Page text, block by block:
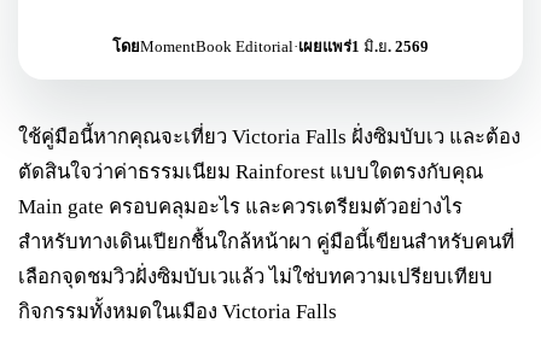
โดยMomentBook Editorial·เผยแพร่1 มิ.ย. 2569
ใช้คู่มือนี้หากคุณจะเที่ยว Victoria Falls ฝั่งซิมบับเว และต้อง
ตัดสินใจว่าค่าธรรมเนียม Rainforest แบบใดตรงกับคุณ
Main gate ครอบคลุมอะไร และควรเตรียมตัวอย่างไร
สำหรับทางเดินเปียกชื้นใกล้หน้าผา คู่มือนี้เขียนสำหรับคนที่
เลือกจุดชมวิวฝั่งซิมบับเวแล้ว ไม่ใช่บทความเปรียบเทียบ
กิจกรรมทั้งหมดในเมือง Victoria Falls